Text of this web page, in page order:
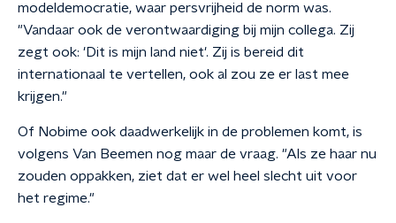
modeldemocratie, waar persvrijheid de norm was.
"Vandaar ook de verontwaardiging bij mijn collega. Zij
zegt ook: 'Dit is mijn land niet'. Zij is bereid dit
internationaal te vertellen, ook al zou ze er last mee
krijgen."
Of Nobime ook daadwerkelijk in de problemen komt, is
volgens Van Beemen nog maar de vraag. "Als ze haar nu
zouden oppakken, ziet dat er wel heel slecht uit voor
het regime."